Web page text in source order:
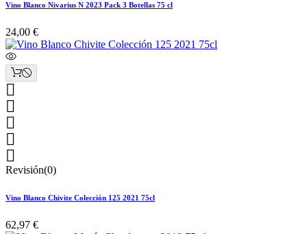
Vino Blanco Nivarius N 2023 Pack 3 Botellas 75 cl
24,00 €





Revisión(0)
Vino Blanco Chivite Colección 125 2021 75cl
62,97 €